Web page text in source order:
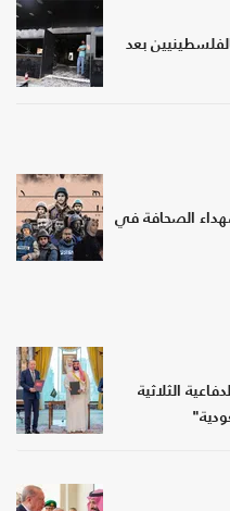
بعد
شهداء الصحافة في
الثلاثية